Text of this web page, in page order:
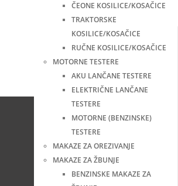
ČEONE KOSILICE/KOSAČICE
TRAKTORSKE
KOSILICE/KOSAČICE
RUČNE KOSILICE/KOSAČICE
MOTORNE TESTERE
AKU LANČANE TESTERE
ELEKTRIČNE LANČANE
TESTERE
MOTORNE (BENZINSKE)
TESTERE
MAKAZE ZA OREZIVANJE
MAKAZE ZA ŽBUNJE
BENZINSKE MAKAZE ZA